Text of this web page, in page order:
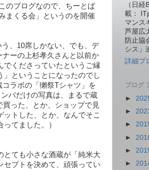
のブログなので、ちーとば
まくる会」というのを開催
う、10席しかない、でも、デ
ーの上杉孝久さんと以前か
でくださっていたというご縁
ということになったのでし
ラボの「獺祭Tシャツ」を
バだけの写真は、まるで蔵
った、とか、ショップで見
トした、とか、なんでそこ
てました。）
とても小さな酒蔵が「純米大
セプトを決めて、頑張ってい
（日
載：
マン
芦屋広
防止協
シス」
詳細プ
ブログ
►
►
►
►
►
►